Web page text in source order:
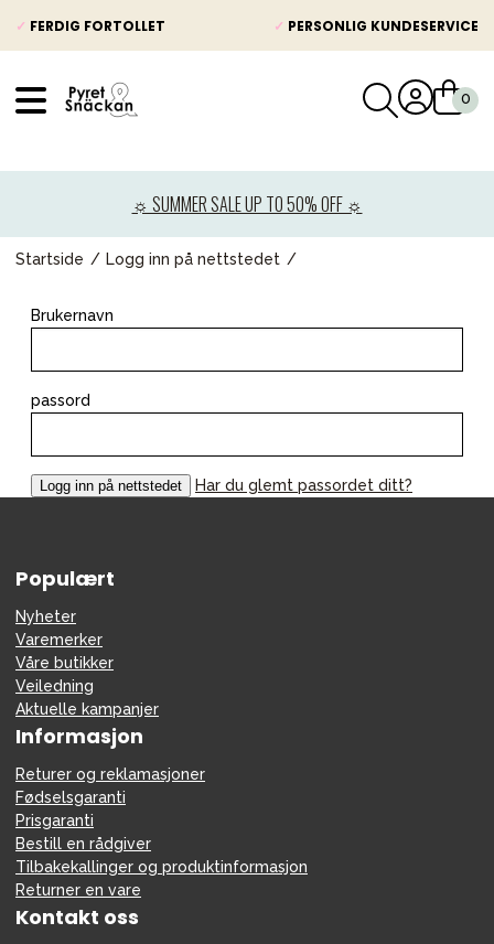
✓ FERDIG FORTOLLET ✓ PERSONLIG KUNDESERVICE
☼ SUMMER SALE UP TO 50% OFF ☼
Startside Logg inn på nettstedet
Brukernavn
passord
Har du glemt passordet ditt?
Populært
Nyheter
Varemerker
Våre butikker
Veiledning
Aktuelle kampanjer
Informasjon
Returer og reklamasjoner
Fødselsgaranti
Prisgaranti
Bestill en rådgiver
Tilbakekallinger og produktinformasjon
Returner en vare
Kontakt oss
Barnevogner
Bilstol
Leker og spill
Mamma & Pappa
Møbler & seng
Tilbehør
Sol og bading
Kontakt oss på
Butikken vår